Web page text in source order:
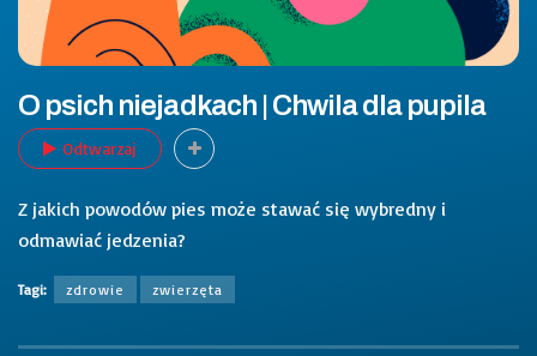
O psich niejadkach | Chwila dla pupila
Odtwarzaj
Z jakich powodów pies może stawać się wybredny i
odmawiać jedzenia?
Tagi: zdrowie zwierzęta